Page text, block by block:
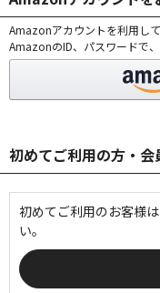
Amazonアカウントを利用し
AmazonのID、パスワードで
初めてご利用の方・会
初めてご利用のお客様
い。